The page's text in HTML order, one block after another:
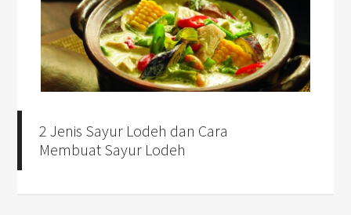
2 Jenis Sayur Lodeh dan Cara
Membuat Sayur Lodeh